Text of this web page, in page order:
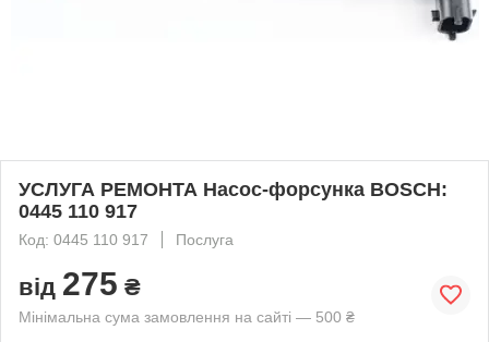
УСЛУГА РЕМОНТА Насос-форсунка BOSCH:
0445 110 917
Код: 0445 110 917 Послуга
від 275 ₴
Мінімальна сума замовлення на сайті — 500 ₴